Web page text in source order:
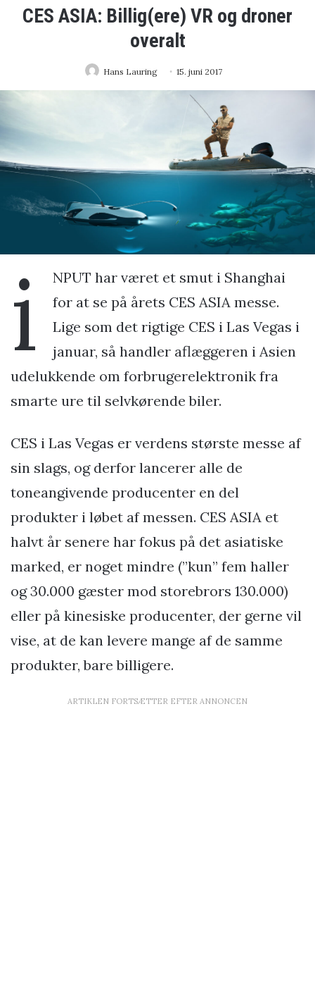
CES ASIA: Billig(ere) VR og droner
overalt
Hans Lauring 15. juni 2017
i
NPUT har været et smut i Shanghai
for at se på årets CES ASIA messe.
Lige som det rigtige CES i Las Vegas i
januar, så handler aflæggeren i Asien
udelukkende om forbrugerelektronik fra
smarte ure til selvkørende biler.
CES i Las Vegas er verdens største messe af
sin slags, og derfor lancerer alle de
toneangivende producenter en del
produkter i løbet af messen. CES ASIA et
halvt år senere har fokus på det asiatiske
marked, er noget mindre (”kun” fem haller
og 30.000 gæster mod storebrors 130.000)
eller på kinesiske producenter, der gerne vil
vise, at de kan levere mange af de samme
produkter, bare billigere.
ARTIKLEN FORTSÆTTER EFTER ANNONCEN